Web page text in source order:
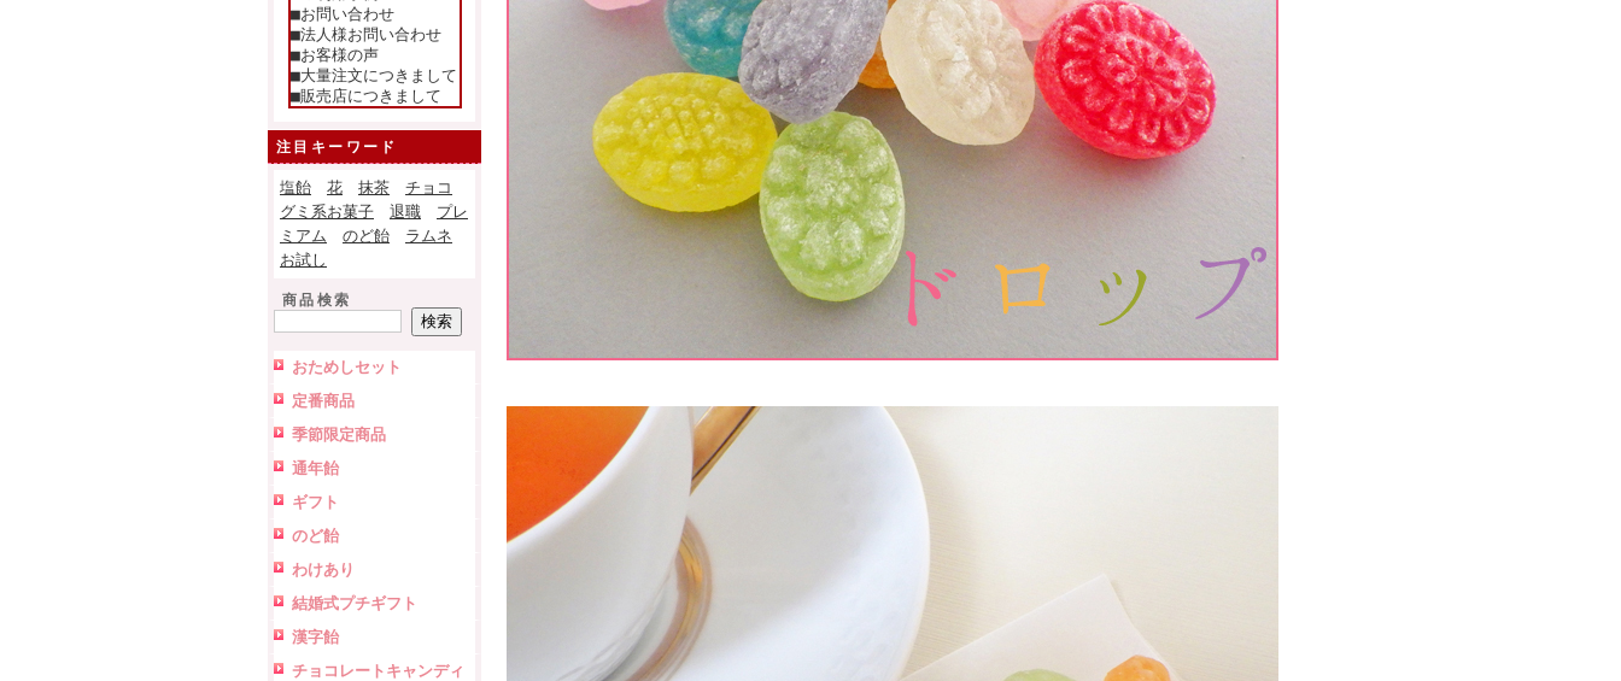
■お問い合わせ
■法人様お問い合わせ
■お客様の声
■大量注文につきまして
■販売店につきまして
注目キーワード
塩飴 花 抹茶
チョコ
グミ系お菓子
退職
プレ
ミアム
のど飴
ラムネ
お試し
商品検索
おためしセット
定番商品
季節限定商品
通年飴
ギフト
のど飴
わけあり
結婚式プチギフト
漢字飴
チョコレートキャンディ